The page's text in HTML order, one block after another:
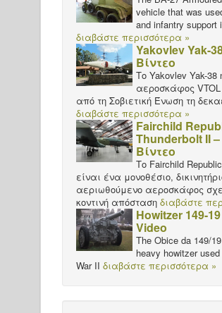
vehicle that was
and infantry support
διαβάστε περισσότερα »
Yakovlev Yak-
Βίντεο
Το Yakovlev Yak-
αεροσκάφος
από τη Σοβιετική Ένωση τη
διαβάστε περισσότερα »
Fairchild
Thunderbolt II
Βίντεο
Το Fairchild
είναι ένα μονοθέσιο,
αεριωθούμενο αεροσκάφος
κοντινή απόσταση διαβάστε
Howitzer 149-
Video
The Obice da 149/
heavy howitzer
War II διαβάστε περισσότερα »